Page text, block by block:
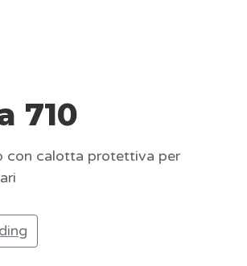
710
con calotta protettiva per